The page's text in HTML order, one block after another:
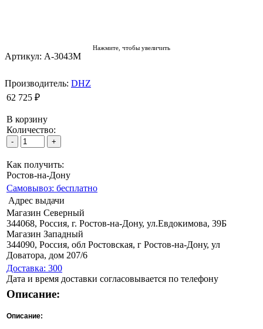
Нажмите, чтобы увеличить
Артикул: A-3043M
Производитель: DHZ
62 725 ₽
В корзину
Количество:
Как получить:
Ростов-на-Дону
Самовывоз: бесплатно
Адрес выдачи
Магазин Северный
344068, Россия, г. Ростов-на-Дону, ул.Евдокимова, 39Б
Магазин Западный
344090, Россия, обл Ростовская, г Ростов-на-Дону, ул
Доватора, дом 207/6
Доставка: 300
Дата и время доставки согласовывается по телефону
Описание:
Описание: